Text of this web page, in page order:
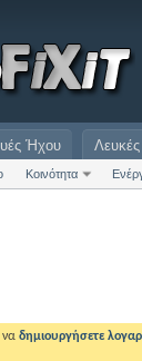
Κοινότητα
Ήχου
ναδημιουργήσετε